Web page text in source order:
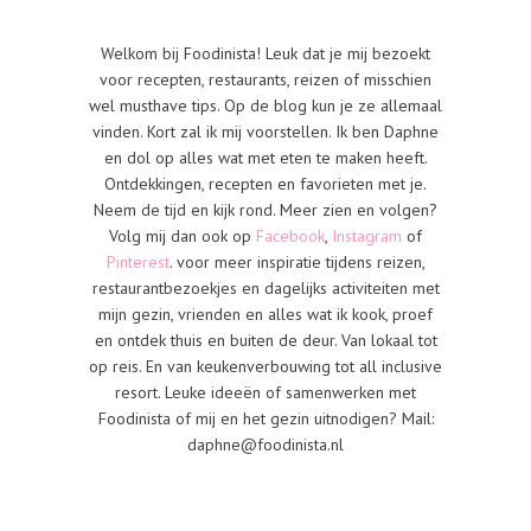
Welkom bij Foodinista! Leuk dat je mij bezoekt
voor recepten, restaurants, reizen of misschien
wel musthave tips. Op de blog kun je ze allemaal
vinden. Kort zal ik mij voorstellen. Ik ben Daphne
en dol op alles wat met eten te maken heeft.
Ontdekkingen, recepten en favorieten met je.
Neem de tijd en kijk rond. Meer zien en volgen?
Volg mij dan ook op Facebook, Instagram of
Pinterest. voor meer inspiratie tijdens reizen,
restaurantbezoekjes en dagelijks activiteiten met
mijn gezin, vrienden en alles wat ik kook, proef
en ontdek thuis en buiten de deur. Van lokaal tot
op reis. En van keukenverbouwing tot all inclusive
resort. Leuke ideeën of samenwerken met
Foodinista of mij en het gezin uitnodigen? Mail:
daphne@foodinista.nl